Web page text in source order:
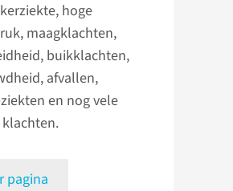
hoge
maagklachten,
buikklachten,
afvallen,
en nog vele
pagina